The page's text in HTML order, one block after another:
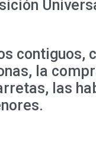
contiguos,
la
las